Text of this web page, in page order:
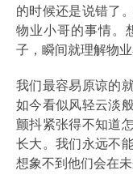
的时候还是说错了
物业小哥的事情。
子，瞬间就理解物业
我们最容易原谅的
如今看似风轻云淡
颤抖紧张得不知道
长大。我们永远不
想象不到他们会在